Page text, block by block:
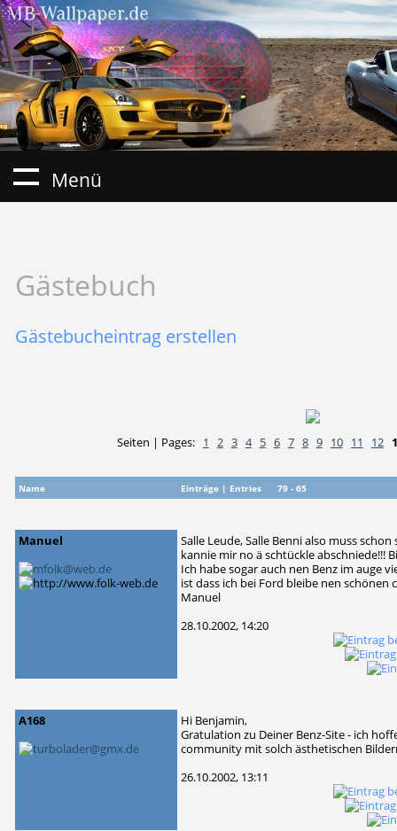
Menü
Gästebuch
Gästebucheintrag erstellen
Seiten | Pages: 1 2 3 4 5 6 7 8 9 10 11 12
Name Einträge | Entries 79 - 65
Manuel
Salle Leude, Salle Benni also muss
kannie mir no ä schtückle abschniede!!!
Ich habe sogar auch nen Benz im auge
ist dass ich bei Ford bleibe nen schönen
Manuel
28.10.2002, 14:20
A168
Hi Benjamin,
Gratulation zu Deiner Benz-Site - ich
community mit solch ästhetischen
26.10.2002, 13:11